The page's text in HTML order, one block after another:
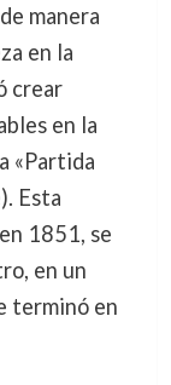
manera
en la
crear
en la
«Partida
Esta
1851, se
en un
terminó en